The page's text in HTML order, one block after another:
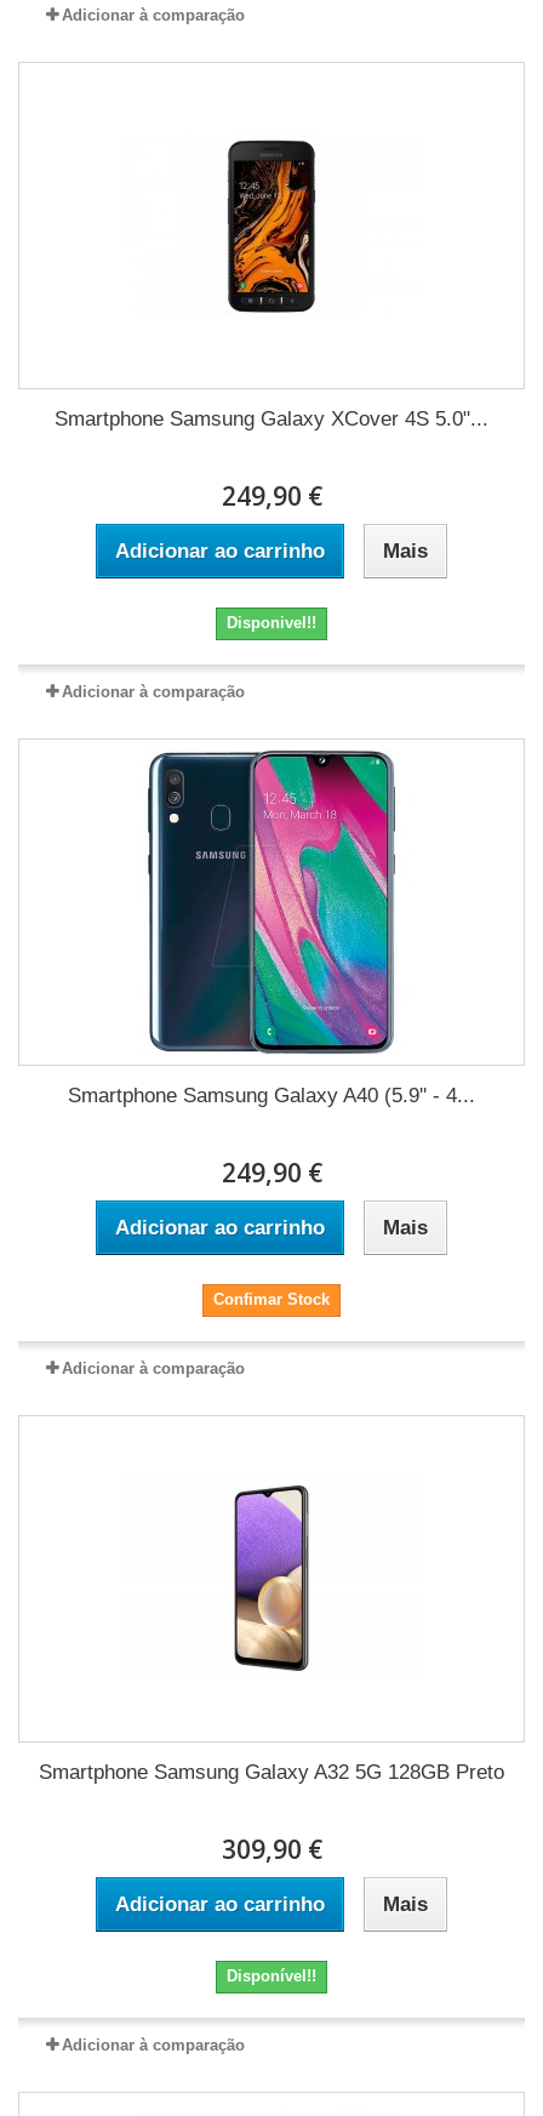
Adicionar à comparação
Smartphone Samsung Galaxy XCover 4S 5.0"...
249,90 €
Adicionar ao carrinho Mais
Disponivel!!
Adicionar à comparação
Smartphone Samsung Galaxy A40 (5.9'' - 4...
249,90 €
Adicionar ao carrinho Mais
Confimar Stock
Adicionar à comparação
Smartphone Samsung Galaxy A32 5G 128GB Preto
309,90 €
Adicionar ao carrinho Mais
Disponível!!
Adicionar à comparação